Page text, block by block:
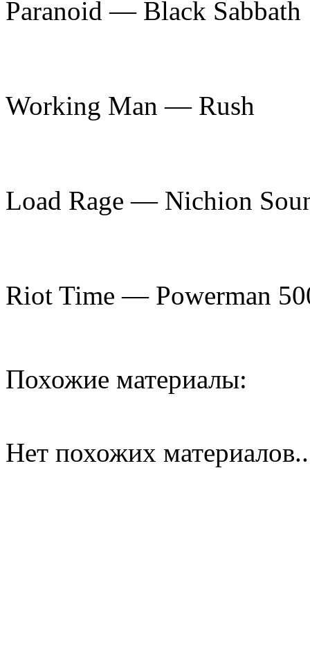
Paranoid — Black Sabbath
Working Man — Rush
Load Rage — Nichion
Riot Time — Powerman
Похожие материалы:
Нет похожих